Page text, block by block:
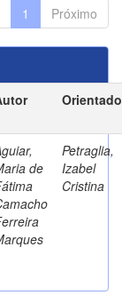
1 Próximo
de
Petraglia,
Izabel
Cristina